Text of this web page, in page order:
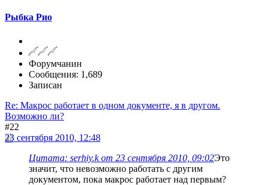
Рыбка Рио
Форумчанин
Сообщения: 1,689
Записан
Re: Макрос работает в одном документе, я в другом.
Возможно ли?
#22
23 сентября 2010, 12:48
Цитата: serhiy.k от 23 сентября 2010, 09:02Это
значит, что невозможно работать с другим
документом, пока макрос работает над первым?